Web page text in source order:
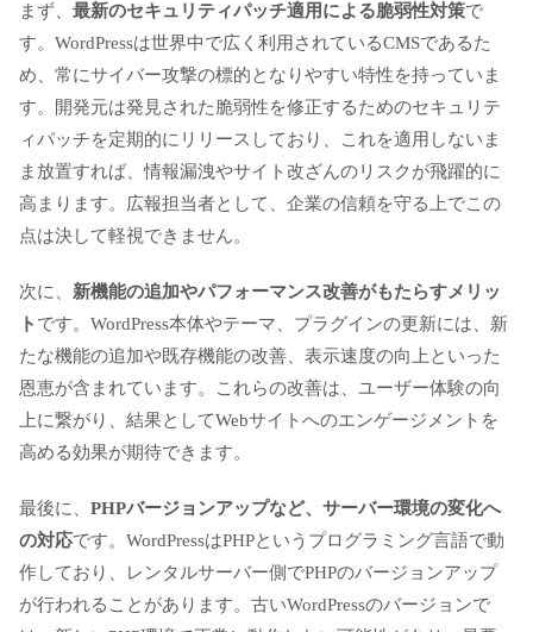
まず、 最新のセキュリティパッチ適用による脆弱性対策で
す。WordPressは世界中で広く利用されているCMSであるた
め、常にサイバー攻撃の標的となりやすい特性を持っていま
す。開発元は発見された脆弱性を修正するためのセキュリテ
ィパッチを定期的にリリースしており、これを適用しないま
ま放置すれば、情報漏洩やサイト改ざんのリスクが飛躍的に
高まります。広報担当者として、企業の信頼を守る上でこの
点は決して軽視できません。
次に、 新機能の追加やパフォーマンス改善がもたらすメリッ
ト です。WordPress本体やテーマ、プラグインの更新には、新
たな機能の追加や既存機能の改善、表示速度の向上といった
恩恵が含まれています。これらの改善は、ユーザー体験の向
上に繋がり、結果としてWebサイトへのエンゲージメントを
高める効果が期待できます。
最後に、 PHPバージョンアップなど、サーバー環境の変化へ
の対応です。WordPressはPHPというプログラミング言語で動
作しており、レンタルサーバー側でPHPのバージョンアップ
が行われることがあります。古いWordPressのバージョンで